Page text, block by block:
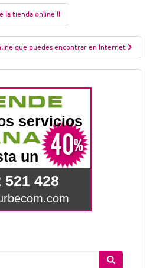
la tienda online II
que puedes encontrar en Internet